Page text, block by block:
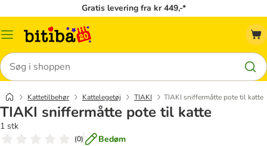
Gratis levering fra kr 449,-*
Menu
Søg
Kattetilbehør Kattelegetøj TIAKI TIAKI sniffermåtte pote til katte
TIAKI sniffermåtte pote til katte
1 stk
(0) Bedøm